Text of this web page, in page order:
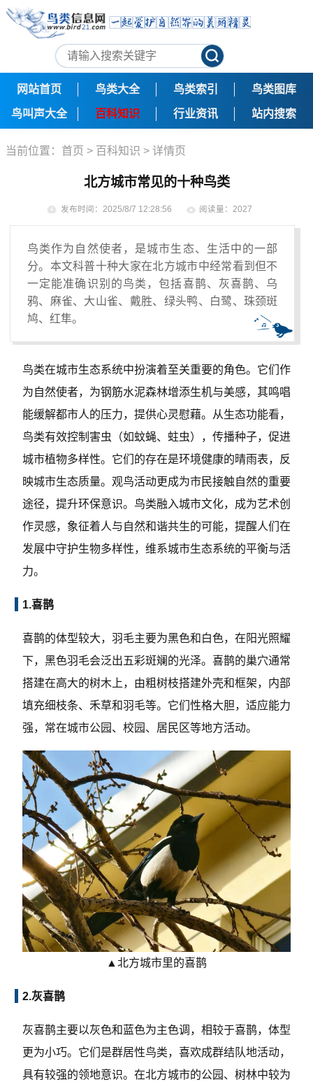
网站首页 鸟类大全 鸟类索引 鸟类图库
鸟叫声大全 百科知识 行业资讯 站内搜索
当前位置： 首页 > 百科知识 > 详情页
北方城市常见的十种鸟类
发布时间：2025/8/7 12:28:56 阅读量：2027
鸟类作为自然使者，是城市生态、生活中的一部
分。本文科普十种大家在北方城市中经常看到但不
一定能准确识别的鸟类，包括喜鹊、灰喜鹊、乌
鸦、麻雀、大山雀、戴胜、绿头鸭、白鹭、珠颈斑
鸠、红隼。
鸟类在城市生态系统中扮演着至关重要的角色。它们作
为自然使者，为钢筋水泥森林增添生机与美感，其鸣唱
能缓解都市人的压力，提供心灵慰藉。从生态功能看，
鸟类有效控制害虫（如蚊蝇、蛀虫），传播种子，促进
城市植物多样性。它们的存在是环境健康的晴雨表，反
映城市生态质量。观鸟活动更成为市民接触自然的重要
途径，提升环保意识。鸟类融入城市文化，成为艺术创
作灵感，象征着人与自然和谐共生的可能，提醒人们在
发展中守护生物多样性，维系城市生态系统的平衡与活
力。
1.喜鹊
喜鹊的体型较大，羽毛主要为黑色和白色，在阳光照耀
下，黑色羽毛会泛出五彩斑斓的光泽。喜鹊的巢穴通常
搭建在高大的树木上，由粗树枝搭建外壳和框架，内部
填充细枝条、禾草和羽毛等。它们性格大胆，适应能力
强，常在城市公园、校园、居民区等地方活动。
▲北方城市里的喜鹊
2.灰喜鹊
灰喜鹊主要以灰色和蓝色为主色调，相较于喜鹊，体型
更为小巧。它们是群居性鸟类，喜欢成群结队地活动，
具有较强的领地意识。在北方城市的公园、树林中较为